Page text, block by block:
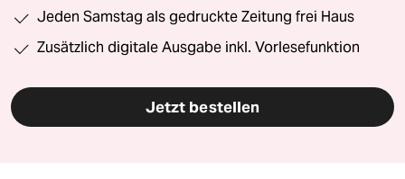
Jeden Samstag als gedruckte Zeitung frei Haus
Zusätzlich digitale Ausgabe inkl. Vorlesefunktion
Jetzt bestellen